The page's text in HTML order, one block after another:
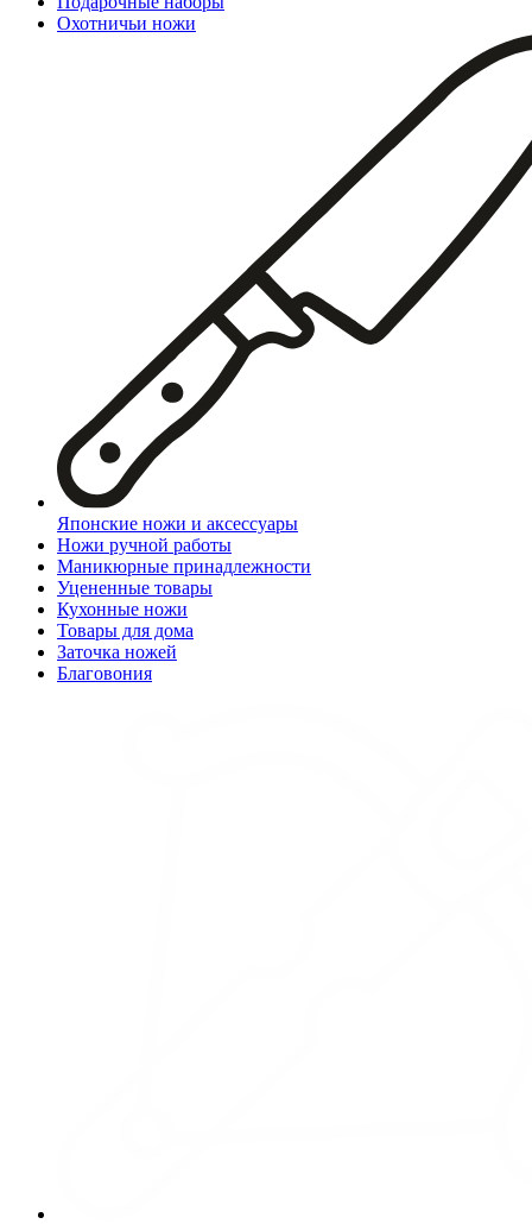
Охотничьи ножи
Японские ножи и аксессуары
Ножи ручной работы
Маникюрные принадлежности
Уцененные товары
Кухонные ножи
Товары для дома
Заточка ножей
Благовония